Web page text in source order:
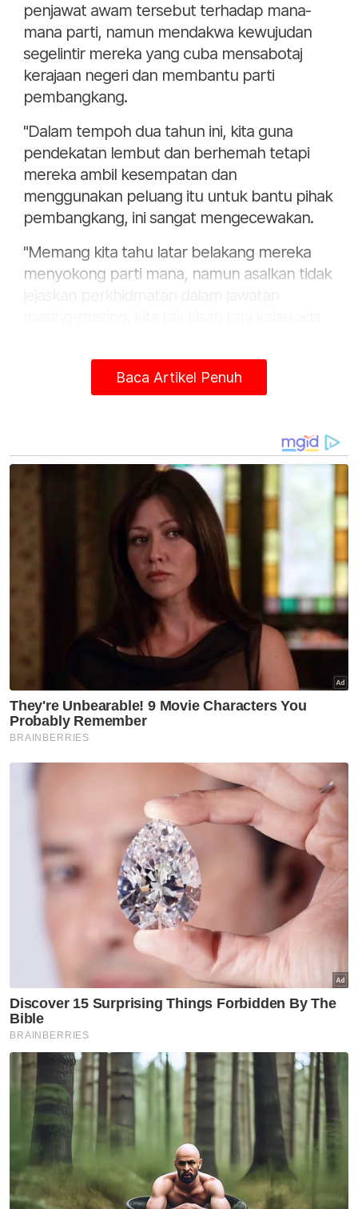
penjawat awam tersebut terhadap mana-
mana parti, namun mendakwa kewujudan
segelintir mereka yang cuba mensabotaj
kerajaan negeri dan membantu parti
pembangkang.
"Dalam tempoh dua tahun ini, kita guna
pendekatan lembut dan berhemah tetapi
mereka ambil kesempatan dan
menggunakan peluang itu untuk bantu pihak
pembangkang, ini sangat mengecewakan.
"Memang kita tahu latar belakang mereka
menyokong parti mana, namun asalkan tidak
menyusahkan kerajaan negeri, ia tak
sepatutnya berlaku," katanya pada sidang
Bagaimanapun, Mukhriz tidak menjelaskan
bentuk tindakan yang akan diambil, namun
memberitahu pihaknya masih lagi aktif
memantau aktiviti-aktiviti penjawat awam
"Kita kenal dan tahu siapa yang terbabit
sebenarnya dan mereka terdiri daripada
pelbagai jawatan.
"Sekarang ini tindakan itu tidaklah sampai
sehingga menggunakan kuasa untuk
memecat mereka," katanya.
Mukhriz yang juga Pengerusi Pakatan
Harapan Kedah berkata, pihaknya menyeru
agar penjawat-penjawat awam tersebut
yang cenderung menyokong pembangkang
agar memikul tanggungjawab dan
menjalankan amanah sebaik mungkin.
Artikel Berkaitan:
Terperangkap di era Muhyiddin, penjawat awam
sokong PN dalam PRN - Ilham Centre
Penjawat awam Kedah terima bantuan khas RM400
Baca Artikel Penuh